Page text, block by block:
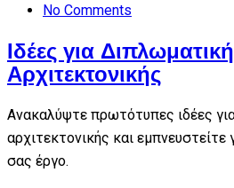
No Comments
Ιδέες για
Αρχιτεκτονικής
Ανακαλύψτε πρωτότυπες ιδέες
αρχιτεκτονικής και
σας έργο.